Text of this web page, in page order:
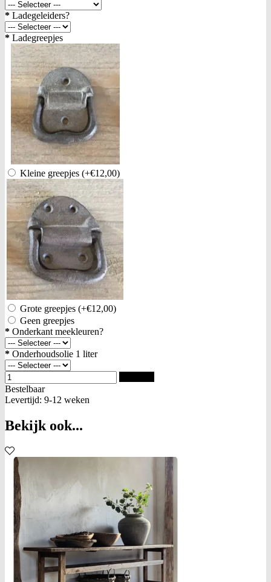
* Ladegeleiders?
* Ladegreepjes
Kleine greepjes (+€12,00)
Grote greepjes (+€12,00)
Geen greepjes
* Onderkant meekleuren?
* Onderhoudsolie 1 liter
Bestelbaar
Levertijd: 9-12 weken
Bekijk ook...